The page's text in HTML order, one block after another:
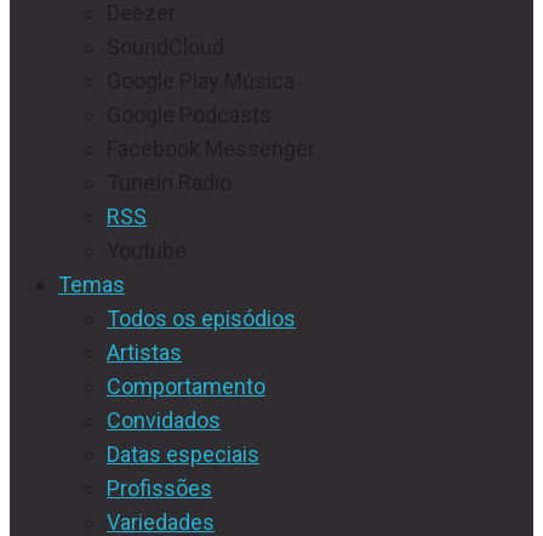
RSS
Temas
Todos os episódios
Artistas
Comportamento
Convidados
Datas especiais
Profissões
Variedades